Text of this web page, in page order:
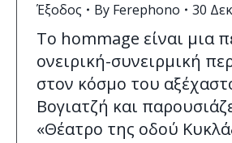
Έξοδος
By Ferephono 30
Το hommage είναι μια
ονειρική-συνειρμική
στον κόσμο του
Βογιατζή και
«Θέατρο της οδού